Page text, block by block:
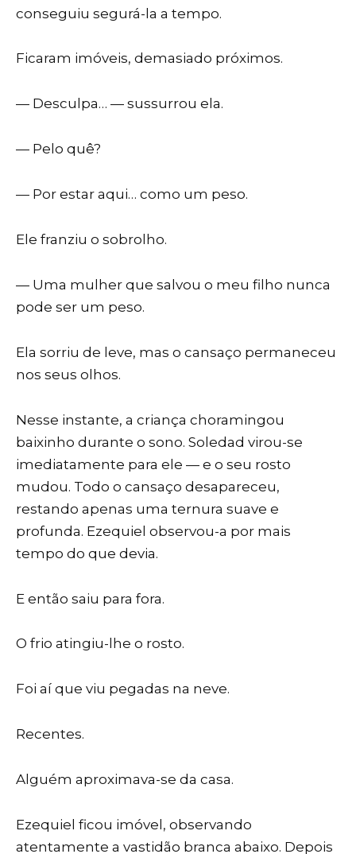
conseguiu segurá-la a tempo.
Ficaram imóveis, demasiado próximos.
— Desculpa… — sussurrou ela.
— Pelo quê?
— Por estar aqui… como um peso.
Ele franziu o sobrolho.
— Uma mulher que salvou o meu filho nunca
pode ser um peso.
Ela sorriu de leve, mas o cansaço permaneceu
nos seus olhos.
Nesse instante, a criança choramingou
baixinho durante o sono. Soledad virou-se
imediatamente para ele — e o seu rosto
mudou. Todo o cansaço desapareceu,
restando apenas uma ternura suave e
profunda. Ezequiel observou-a por mais
tempo do que devia.
E então saiu para fora.
O frio atingiu-lhe o rosto.
Foi aí que viu pegadas na neve.
Recentes.
Alguém aproximava-se da casa.
Ezequiel ficou imóvel, observando
atentamente a vastidão branca abaixo. Depois